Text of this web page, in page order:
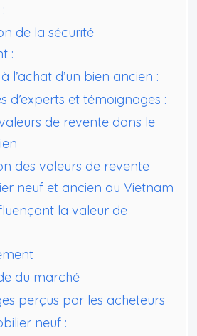
de la sécurité
:
l’achat d’un bien ancien :
d’experts et témoignages :
de revente dans le
des valeurs de revente
neuf et ancien au Vietnam
la valeur de
du marché
perçus par les acheteurs
neuf :